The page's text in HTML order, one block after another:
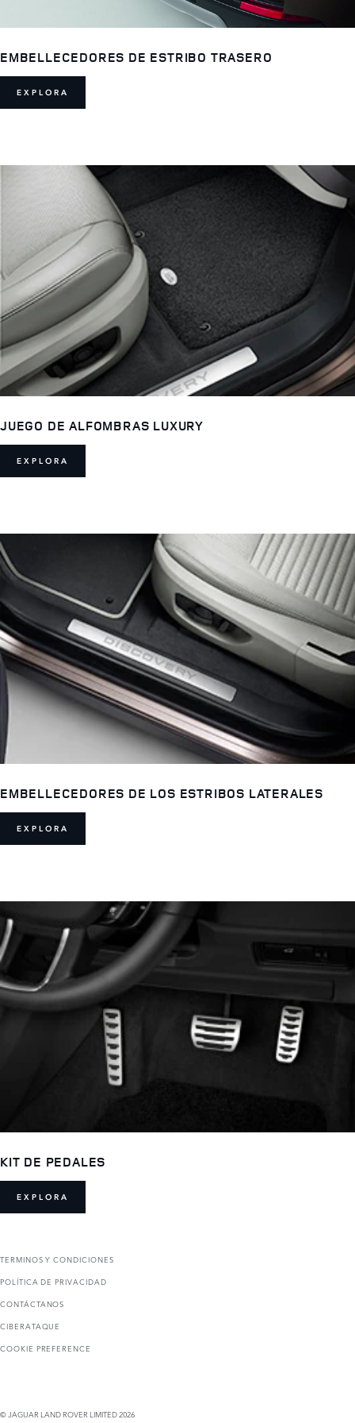
EMBELLECEDORES DE ESTRIBO TRASERO
EXPLORA
JUEGO DE ALFOMBRAS LUXURY
EXPLORA
EMBELLECEDORES DE LOS ESTRIBOS LATERALES
EXPLORA
KIT DE PEDALES
EXPLORA
TERMINOS Y CONDICIONES
POLÍTICA DE PRIVACIDAD
CONTÁCTANOS
CIBERATAQUE
COOKIE PREFERENCE
© JAGUAR LAND ROVER LIMITED 2026